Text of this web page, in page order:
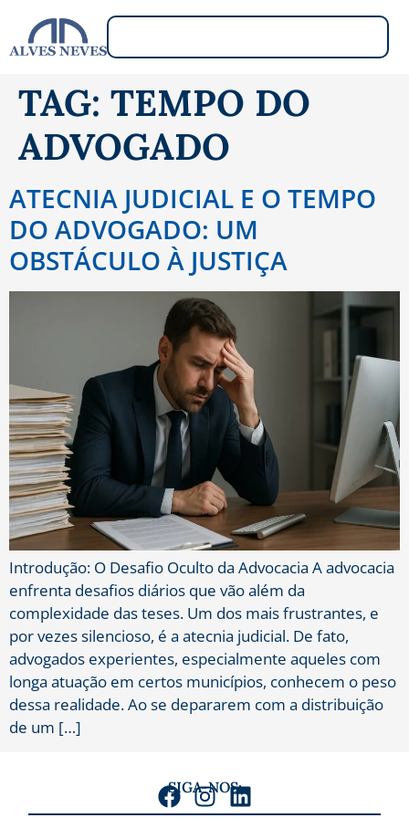
TAG: TEMPO DO
ADVOGADO
ATECNIA JUDICIAL E O TEMPO
DO ADVOGADO: UM
OBSTÁCULO À JUSTIÇA
Introdução: O Desafio Oculto da Advocacia A advocacia
enfrenta desafios diários que vão além da
complexidade das teses. Um dos mais frustrantes, e
por vezes silencioso, é a atecnia judicial. De fato,
advogados experientes, especialmente aqueles com
longa atuação em certos municípios, conhecem o peso
dessa realidade. Ao se depararem com a distribuição
de um […]
SIGA-NOS: